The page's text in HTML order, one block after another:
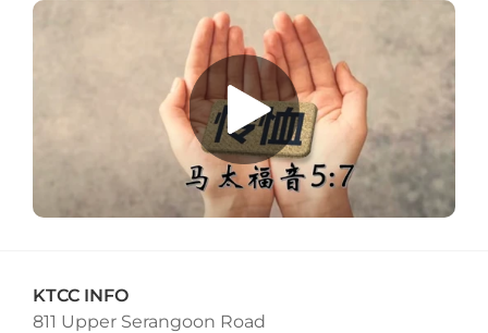
KTCC INFO
811 Upper Serangoon Road